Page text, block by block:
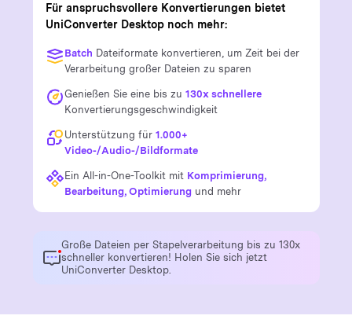
Für anspruchsvollere Konvertierungen bietet
UniConverter Desktop noch mehr:
Batch Dateiformate konvertieren, um Zeit bei der
Verarbeitung großer Dateien zu sparen
Genießen Sie eine bis zu 130x schnellere
Konvertierungsgeschwindigkeit
Unterstützung für 1.000+
Video-/Audio-/Bildformate
Ein All-in-One-Toolkit mit Komprimierung,
Bearbeitung, Optimierungund mehr
Große Dateien per Stapelverarbeitung bis zu 130x
schneller konvertieren! Holen Sie sich jetzt
UniConverter Desktop.